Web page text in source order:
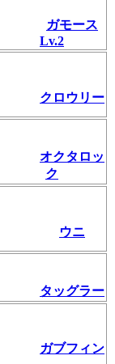
ガモース
Lv.2
クロウリー
オクタロッ
ク
ウニ
タッグラー
ガブフィン